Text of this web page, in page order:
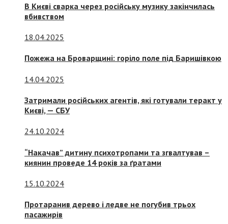
В Києві сварка через російську музику закінчилась
вбивством
18.04.2025
Пожежа на Броварщині: горіло поле під Баришівкою
14.04.2025
Затримали російських агентів, які готували теракт у
Києві, — СБУ
24.10.2024
“Накачав” дитину психотропами та згвалтував –
киянин проведе 14 років за ґратами
15.10.2024
Протаранив дерево і ледве не погубив трьох
пасажирів